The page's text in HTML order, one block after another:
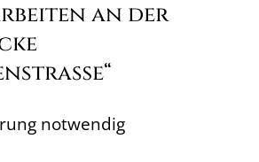
an der
notwendig